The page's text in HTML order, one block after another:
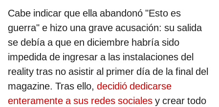
Cabe indicar que ella abandonó "Esto es
guerra" e hizo una grave acusación: su salida
se debía a que en diciembre habría sido
impedida de ingresar a las instalaciones del
reality tras no asistir al primer día de la final del
magazine. Tras ello, decidió dedicarse
enteramente a sus redes sociales y crear todo